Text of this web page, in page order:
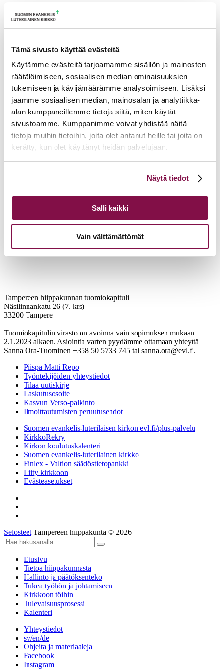
Tämä sivusto käyttää evästeitä
Käytämme evästeitä tarjoamamme sisällön ja mainosten
räätälöimiseen, sosiaalisen median ominaisuuksien
tukemiseen ja kävijämäärämme analysoimiseen. Lisäksi
jaamme sosiaalisen median, mainosalan ja analytiikka-
alan kumppaneillemme tietoja siitä, miten käytät
sivustoamme. Kumppanimme voivat yhdistää näitä
tietoja muihin tietoihin, joita olet antanut heille tai joita on
kerätty, kun olet käyttänyt heidän palvelujaan.
linkistä.
Näytä tiedot
Salli kaikki
Vain välttämättömät
Ajankohtaista
17.06.2026 Pelastetaan Namibian alkukirkko – yhdessä! –
15.06.2026 Hiippakunnan toimintakalenteri syksy 2026
Lisää ajankohtaista
Tampereen hiippakunnan tuomiokapituli
Näsilinnankatu 26 (7. krs)
33200 Tampere
Tuomiokapitulin virasto on avoinna vain sopimuksen mukaan
2.1.2023 alkaen. Asiointia varten pyydämme ottamaan yhteyttä
Sanna Ora-Tuominen +358 50 5733 745 tai sanna.ora@evl.fi.
Piispa Matti Repo
Työntekijöiden yhteystiedot
Tilaa uutiskirje
Laskutusosoite
Kasvun Verso-palkinto
Ilmoittautumisten peruutusehdot
Suomen evankelis-luterilaisen kirkon evl.fi/plus-palvelu
KirkkoRekry
Kirkon koulutuskalenteri
Suomen evankelis-luterilainen kirkko
Finlex - Valtion säädöstietopankki
Liity kirkkoon
Evästeasetukset
Selosteet Tampereen hiippakunta © 2026
Etusivu
Tietoa hiippakunnasta
Hallinto ja päätöksenteko
Tukea työhön ja johtamiseen
Kirkkoon töihin
Tulevaisuusprosessi
Kalenteri
Yhteystiedot
sv/en/de
Ohjeita ja materiaaleja
Facebook
Instagram